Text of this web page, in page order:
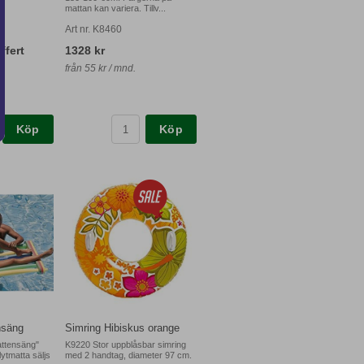
Köp
mattan kan variera. Tillv...
Art nr. K8460
1328 kr
från 55 kr / mnd.
Köp
säljs
Simring Hibiskus orange
K9220 Stor uppblåsbar simring
med 2 handtag, diameter 97 cm.